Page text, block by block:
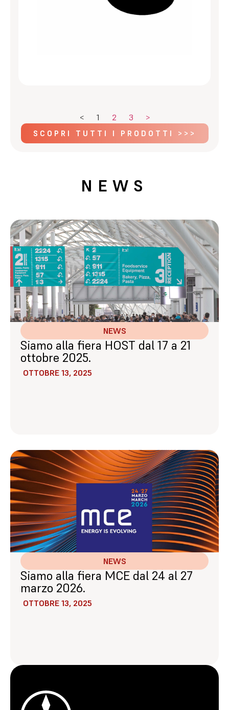
< 1 2 3 >
SCOPRI TUTTI I PRODOTTI >>>
NEWS
NEWS
Siamo alla fiera HOST dal 17 a 21
ottobre 2025.
OTTOBRE 13, 2025
NEWS
Siamo alla fiera MCE dal 24 al 27
marzo 2026.
OTTOBRE 13, 2025